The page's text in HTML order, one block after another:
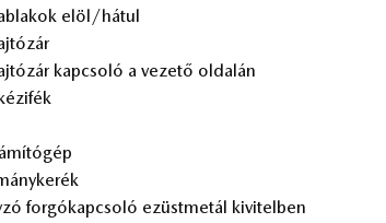
elöl/há­tul
kap­cso­ló a ve­ze­tő ol­da­lán
for­gó­kap­cso­ló ezüst­me­tál ki­vi­tel­ben